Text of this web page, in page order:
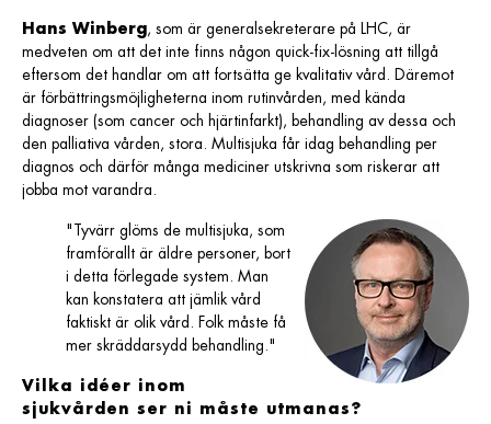
Hans Winberg, som är generalsekreterare på LHC, är
medveten om att det inte finns någon quick-fix-lösning att tillgå
eftersom det handlar om att fortsätta ge kvalitativ vård. Däremot
är förbättringsmöjligheterna inom rutinvården, med kända
diagnoser (som cancer och hjärtinfarkt), behandling av dessa och
den palliativa vården, stora. Multisjuka får idag behandling per
diagnos och därför många mediciner utskrivna som riskerar att
jobba mot varandra.
"Tyvärr glöms de multisjuka, som
framförallt är äldre personer, bort
i detta förlegade system. Man
kan konstatera att jämlik vård
faktiskt är olik vård. Folk måste få
mer skräddarsydd behandling."
Vilka idéer inom
sjukvården ser ni måste utmanas?